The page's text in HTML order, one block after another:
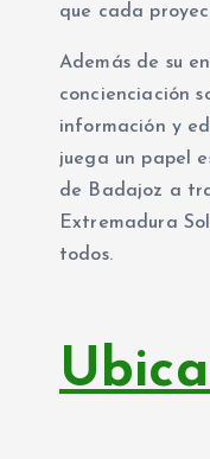
que cada
Además de su
concienciación
información y
juega un papel
de Badajoz a
Extremadura
todos.